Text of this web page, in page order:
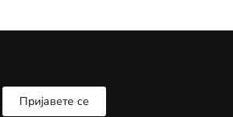
Пријавете се